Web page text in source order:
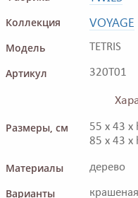
Коллекция VOYAGE
Модель TETRIS
Артикул 320T01
Размеры, см
55 x 43 x
85 x 43 x
Материалы дерево
Варианты
крашеная